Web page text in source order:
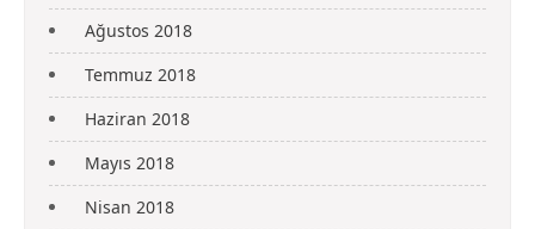
Ağustos 2018
Temmuz 2018
Haziran 2018
Mayıs 2018
Nisan 2018